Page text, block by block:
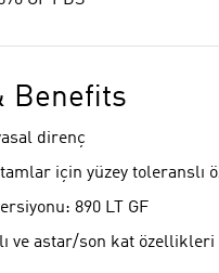
Benefits
direnç
için yüzey toleranslı
890 LT GF
ve astar/son kat özellikleri